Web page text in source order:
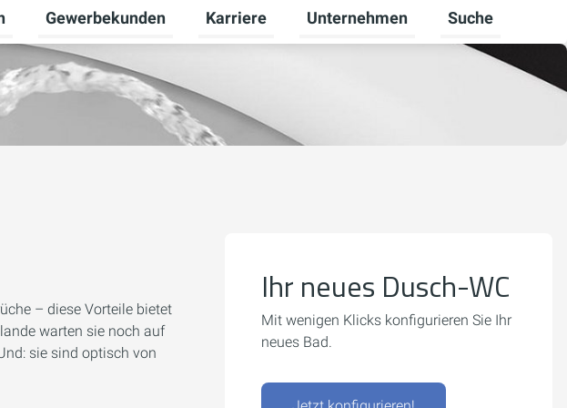
Erneuerbare Energien umschalten
Untermenü für Privatkunden umschalten
Gewerbekunden
Untermenü für Gewerbekunden umschalten
Karriere
Untermenü für Karriere umschalten
Unternehmen
Untermenü für
Suche
– diese Vorteile bietet
warten sie noch auf
sie sind optisch von
Ihr neues Dusch-WC
Mit wenigen Klicks konfigurieren Sie Ihr
neues Bad.